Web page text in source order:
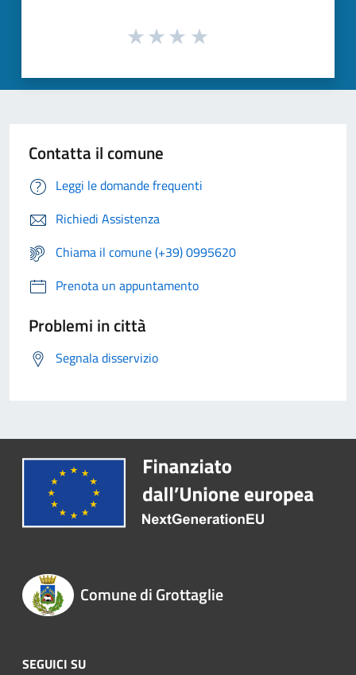
Contatta il comune
Leggi le domande frequenti
Richiedi Assistenza
Chiama il comune (+39) 0995620
Prenota un appuntamento
Problemi in città
Segnala disservizio
Comune di Grottaglie
SEGUICI SU